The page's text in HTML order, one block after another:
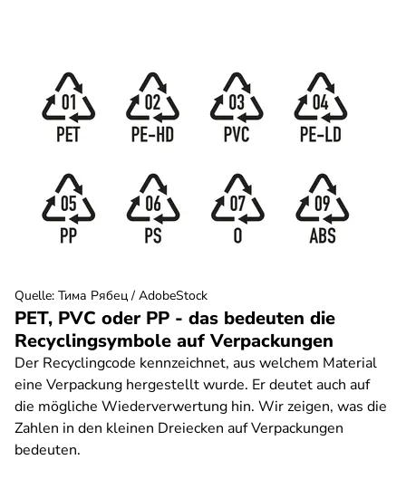
PET, PVC oder PP - das bedeuten die
Recyclingsymbole auf Verpackungen
Der Recyclingcode kennzeichnet, aus welchem Material
eine Verpackung hergestellt wurde. Er deutet auch auf
die mögliche Wiederverwertung hin. Wir zeigen, was die
Zahlen in den kleinen Dreiecken auf Verpackungen
bedeuten.
Quelle: Тима Рябец / AdobeStock